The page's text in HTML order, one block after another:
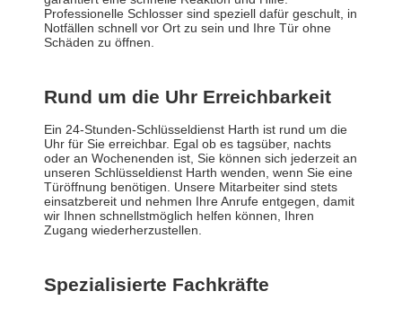
Professionelle Schlosser sind speziell dafür geschult, in
Notfällen schnell vor Ort zu sein und Ihre Tür ohne
Schäden zu öffnen.
Rund um die Uhr Erreichbarkeit
Ein 24-Stunden-Schlüsseldienst Harth ist rund um die
Uhr für Sie erreichbar. Egal ob es tagsüber, nachts
oder an Wochenenden ist, Sie können sich jederzeit an
unseren Schlüsseldienst Harth wenden, wenn Sie eine
Türöffnung benötigen. Unsere Mitarbeiter sind stets
einsatzbereit und nehmen Ihre Anrufe entgegen, damit
wir Ihnen schnellstmöglich helfen können, Ihren
Zugang wiederherzustellen.
Spezialisierte Fachkräfte